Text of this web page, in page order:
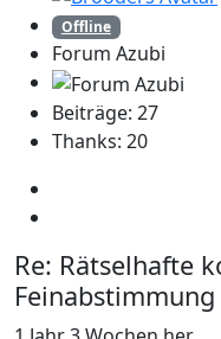
Offline
Forum Azubi
Beiträge: 27
Thanks: 20
Re: Rätselhafte
Feinabstimmung